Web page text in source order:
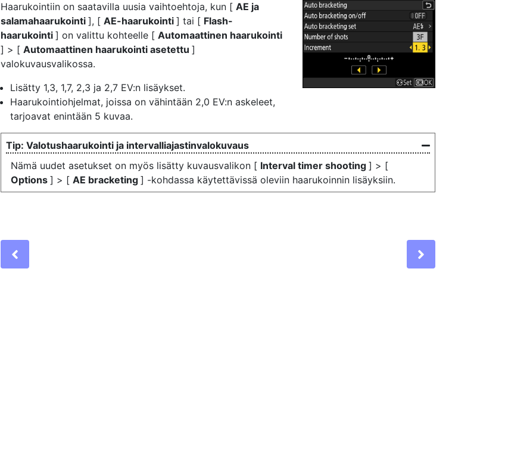
Haarukointiin on saatavilla uusia vaihtoehtoja, kun [ AE ja
salamahaarukointi ], [ AE-haarukointi ] tai [ Flash-
haarukointi ] on valittu kohteelle [ Automaattinen haarukointi
] > [ Automaattinen haarukointi asetettu ]
valokuvausvalikossa.
Lisätty 1,3, 1,7, 2,3 ja 2,7 EV:n lisäykset.
Haarukointiohjelmat, joissa on vähintään 2,0 EV:n askeleet,
tarjoavat enintään 5 kuvaa.
Valotushaarukointi ja intervalliajastinvalokuvaus
Nämä uudet asetukset on myös lisätty kuvausvalikon [ Interval timer shooting ] > [
Options ] > [ AE bracketing ] -kohdassa käytettävissä oleviin haarukoinnin lisäyksiin.